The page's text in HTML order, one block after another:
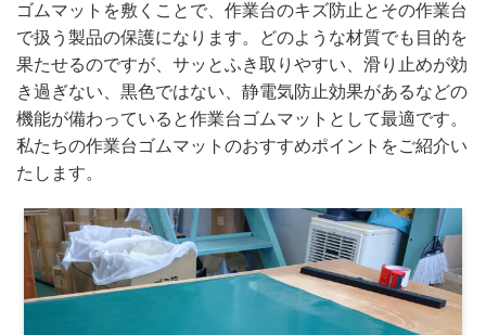
ゴムマットを敷くことで、作業台のキズ防止とその作業台
で扱う製品の保護になります。どのような材質でも目的を
果たせるのですが、サッとふき取りやすい、滑り止めが効
き過ぎない、黒色ではない、静電気防止効果があるなどの
機能が備わっていると作業台ゴムマットとして最適です。
私たちの作業台ゴムマットのおすすめポイントをご紹介い
たします。